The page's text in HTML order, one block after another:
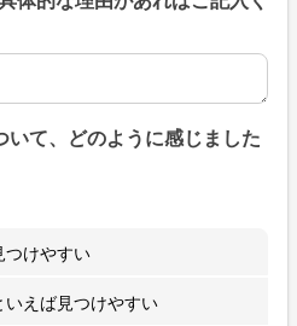
体的な理由があればご記入くだ
て、どのように感じました
つけやすい
えば見つけやすい